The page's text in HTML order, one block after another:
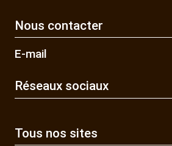
Nous contacter
E-mail
Réseaux sociaux
Tous nos sites